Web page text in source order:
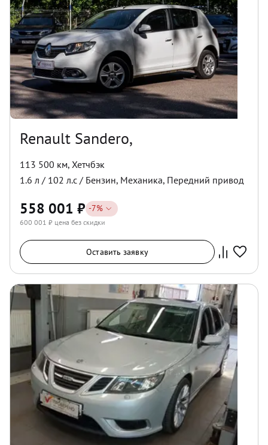
Renault Sandero,
113 500 км, Хетчбэк
1.6 л / 102 л.с / Бензин, Механика, Передний привод
558 001 ₽ -7%
600 001 ₽ цена без скидки
Оставить заявку